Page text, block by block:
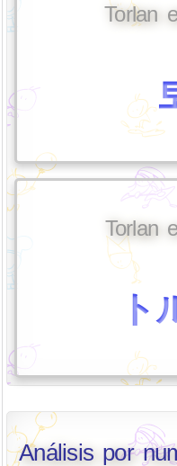
Torlan
Torlan
ト
Análisis por